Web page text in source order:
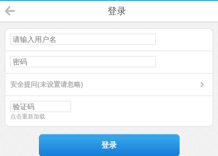
登录
安全提问(未设置请忽略)
点击重新加载
登录